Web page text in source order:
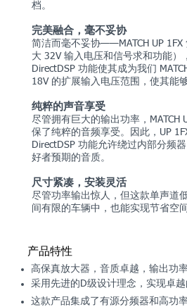
档。
完美融合，毫不妥协
简洁而毫不妥协——MATCH UP
大 32V 输入电压和信号求和功能）
DirectDSP 功能使其成为我们
18V 的扩展输入电压范围，使其能
纯粹的声音享受
尽管拥有巨大的输出功率，
保了纯粹的音频享受。因此，UP
DirectDSP 功能允许绕过内部分频
好者预期的音质。
尺寸紧凑，安装灵活
尽管功率输出惊人，但这款单声道
间有限的车辆中，也能实现节省空
高保真放大器，音质卓越，输出功
采用先进的D级设计理念，实现卓
这款产品集成了有源分频器和高功
产品特性